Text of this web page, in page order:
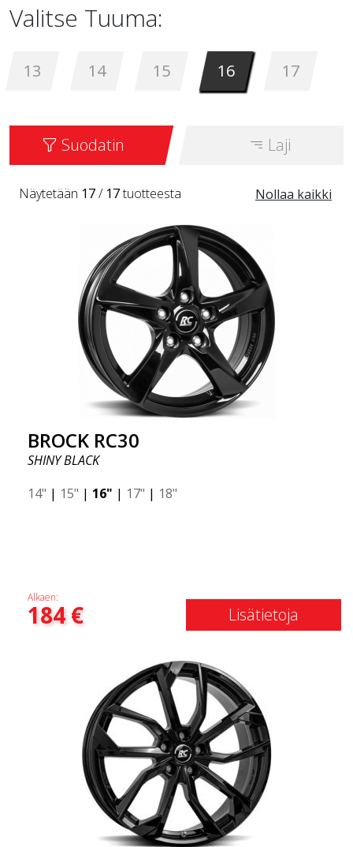
Valitse Tuuma:
13 14 15 16 17
Suodatin Laji
Nollaa kaikki
Näytetään 17/ 17tuotteesta
BROCK RC30
SHINY BLACK
14" | 15" | 16" | 17" | 18"
Alkaen:
184€ Lisätietoja